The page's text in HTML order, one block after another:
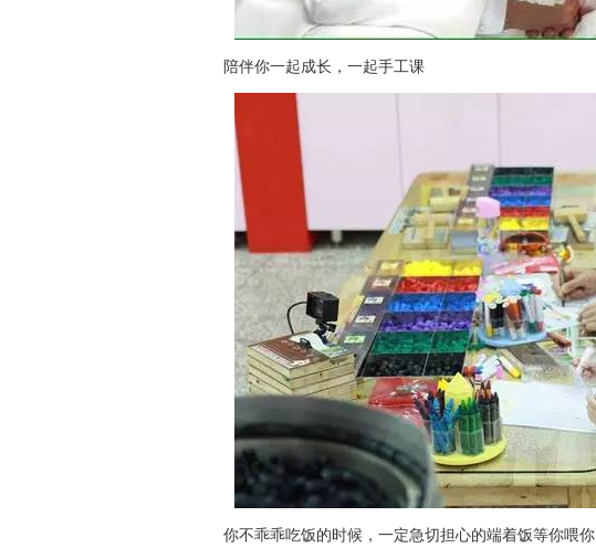
陪伴你一起成长，一起手工课
你不乖乖吃饭的时候，一定急切担心的端着饭等你喂你